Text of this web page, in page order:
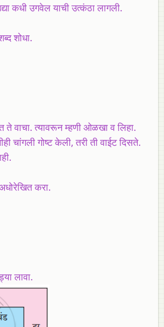
कधी उगवेल याची उत्कंठा लागली.
शोधा.
ते वाचा. त्यावरून म्हणी ओळखा व लिहा.
चांगली गोष्ट केली, तरी ती वाईट दिसते.
करा.
लावा.